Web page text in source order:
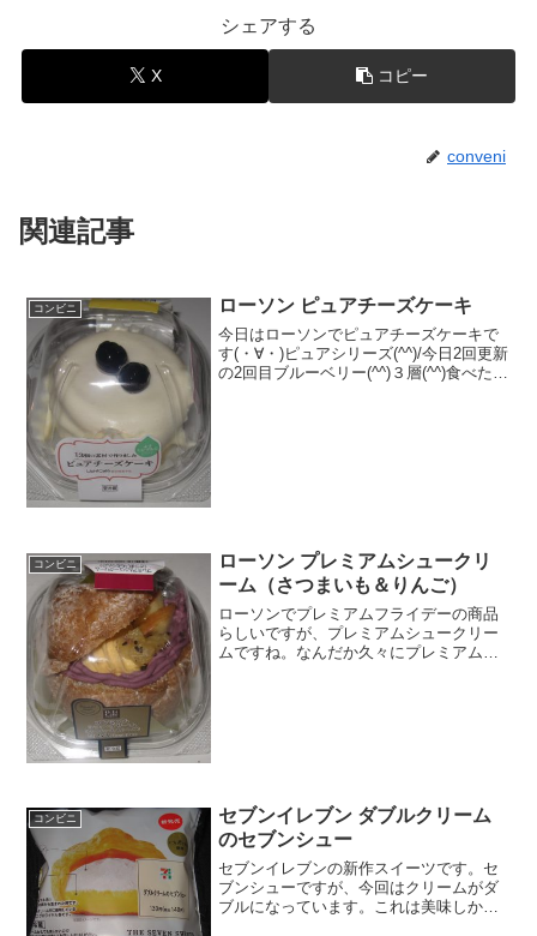
シェアする
X コピー
conveni
関連記事
コンビニ ローソン ピュアチーズケーキ
今日はローソンでピュアチーズケーキで
す(・∀・)ピュアシリーズ(^^)/今日2回更新
の2回目ブルーベリー(^^)３層(^^)食べた評
コンビニ
ローソン プレミアムシュークリ
ーム（さつまいも＆りんご）
ローソンでプレミアムフライデーの商品
らしいですが、プレミアムシュークリー
ムですね。なんだか久々にプレミアムシ
コンビニ
セブンイレブン ダブルクリーム
のセブンシュー
セブンイレブンの新作スイーツです。セ
ブンシューですが、今回はクリームがダ
ブルになっています。これは美味しかっ